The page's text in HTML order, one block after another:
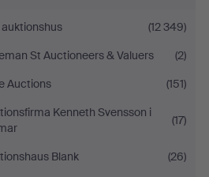
auktionshus
(12 349)
St Auctioneers & Valuers
(2)
Auctions
(151)
Kenneth Svensson i
(17)
Blank
(26)